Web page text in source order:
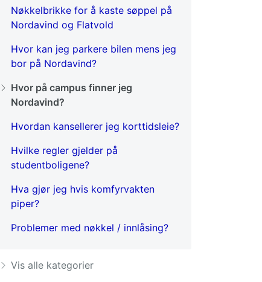
Nøkkelbrikke for å kaste søppel på
Nordavind og Flatvold
Hvor kan jeg parkere bilen mens jeg
bor på Nordavind?
Hvor på campus finner jeg
Nordavind?
Hvordan kansellerer jeg korttidsleie?
Hvilke regler gjelder på
studentboligene?
Hva gjør jeg hvis komfyrvakten
piper?
Problemer med nøkkel / innlåsing?
Vis alle kategorier